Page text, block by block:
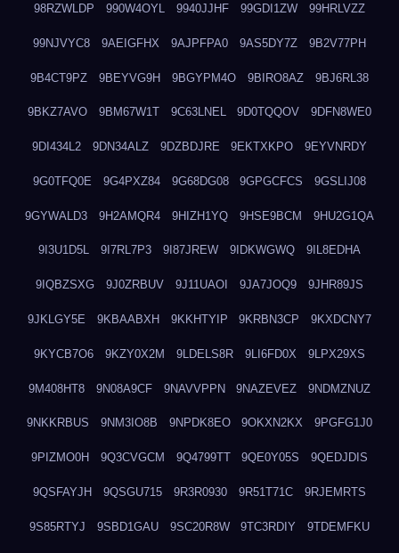
98RZWLDP 990W4OYL 9940JJHF 99GDI1ZW 99HRLVZZ
99NJVYC8 9AEIGFHX 9AJPFPA0 9AS5DY7Z 9B2V77PH
9B4CT9PZ 9BEYVG9H 9BGYPM4O 9BIRO8AZ 9BJ6RL38
9BKZ7AVO 9BM67W1T 9C63LNEL 9D0TQQOV 9DFN8WE0
9DI434L2 9DN34ALZ 9DZBDJRE 9EKTXKPO 9EYVNRDY
9G0TFQ0E 9G4PXZ84 9G68DG08 9GPGCFCS 9GSLIJ08
9GYWALD3 9H2AMQR4 9HIZH1YQ 9HSE9BCM 9HU2G1QA
9I3U1D5L 9I7RL7P3 9I87JREW 9IDKWGWQ 9IL8EDHA
9IQBZSXG 9J0ZRBUV 9J11UAOI 9JA7JOQ9 9JHR89JS
9JKLGY5E 9KBAABXH 9KKHTYIP 9KRBN3CP 9KXDCNY7
9KYCB7O6 9KZY0X2M 9LDELS8R 9LI6FD0X 9LPX29XS
9M408HT8 9N08A9CF 9NAVVPPN 9NAZEVEZ 9NDMZNUZ
9NKKRBUS 9NM3IO8B 9NPDK8EO 9OKXN2KX 9PGFG1J0
9PIZMO0H 9Q3CVGCM 9Q4799TT 9QE0Y05S 9QEDJDIS
9QSFAYJH 9QSGU715 9R3R0930 9R51T71C 9RJEMRTS
9S85RTYJ 9SBD1GAU 9SC20R8W 9TC3RDIY 9TDEMFKU